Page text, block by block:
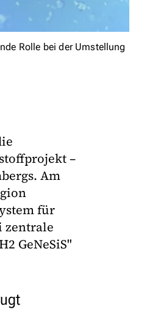
Rolle bei der Umstellung
–
Am
für
zentrale
GeNeSiS"